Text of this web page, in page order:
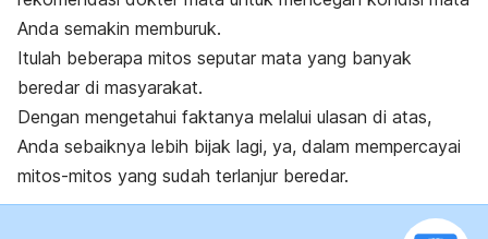
Anda semakin memburuk.
Itulah beberapa mitos seputar mata yang banyak
beredar di masyarakat.
Dengan mengetahui faktanya melalui ulasan di atas,
Anda sebaiknya lebih bijak lagi, ya, dalam mempercayai
mitos-mitos yang sudah terlanjur beredar.